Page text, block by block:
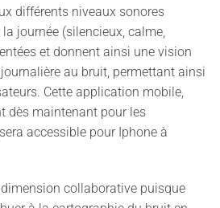
différents niveaux sonores
journée (silencieux, calme,
et donnent ainsi une vision
au bruit, permettant ainsi
Cette application mobile,
dès maintenant pour les
accessible pour Iphone à
collaborative puisque